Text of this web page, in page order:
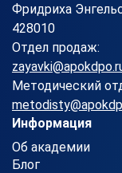
Фридриха
428010
Отдел продаж:
Методический
Информация
Об академии
Блог